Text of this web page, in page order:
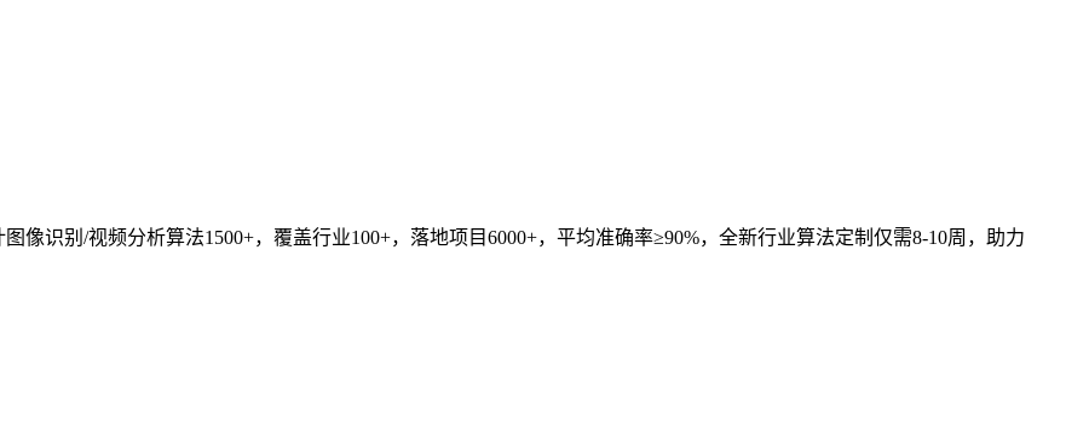
像识别/视频分析算法1500+，覆盖行业100+，落地项目6000+，平均准确率≥90%，全新行业算法定制仅需8-10周，助力